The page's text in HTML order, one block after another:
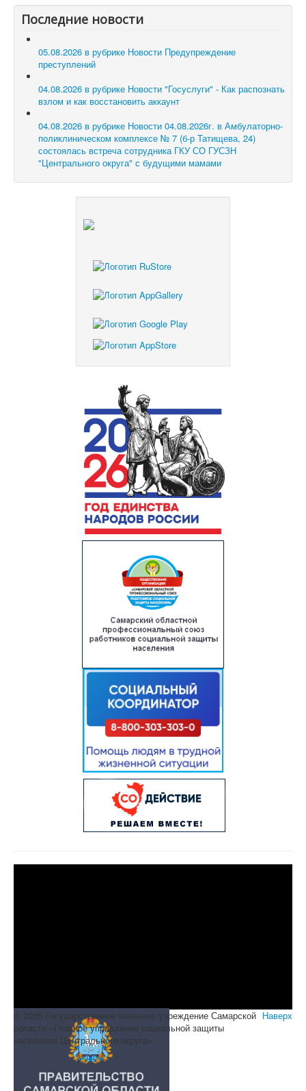
Последние новости
05.08.2026 в рубрике Новости Предупреждение
преступлений
04.08.2026 в рубрике Новости "Госуслуги" - Как распознать
взлом и как восстановить аккаунт
04.08.2026 в рубрике Новости 04.08.2026г. в Амбулаторно-
поликлиническом комплексе № 7 (б-р Татищева, 24)
состоялась встреча сотрудника ГКУ СО ГУСЗН
"Центрального округа" с будущими мамами
Наверх
© 2026 Государственное казенное учреждение Самарской
области «Главное управление социальной защиты
населения Центрального округа»